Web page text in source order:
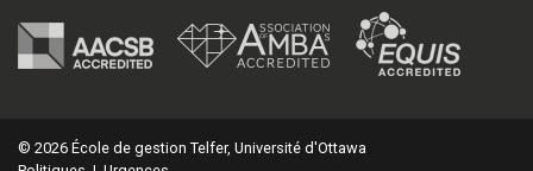
© 2026 École de gestion Telfer, Université d'Ottawa